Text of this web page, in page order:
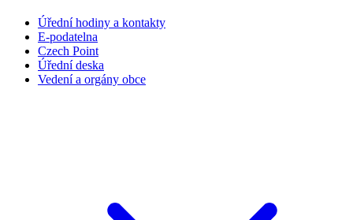
Úřední hodiny a kontakty
E-podatelna
Czech Point
Úřední deska
Vedení a orgány obce